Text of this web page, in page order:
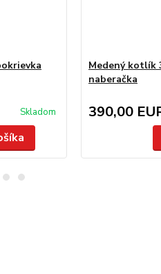
Skladom
Medený kotlík
naberačka
390,00